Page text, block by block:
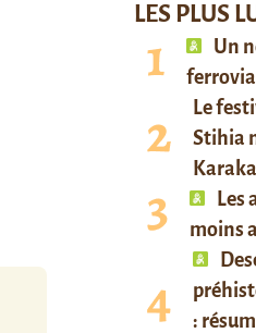
LES PLUS
Un
Le
Stihia
Les
moins
: